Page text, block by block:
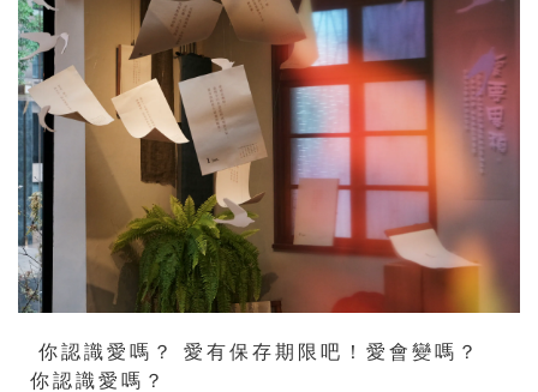
你認識愛嗎？ 愛有保存期限吧！愛會變嗎？
你認識愛嗎？